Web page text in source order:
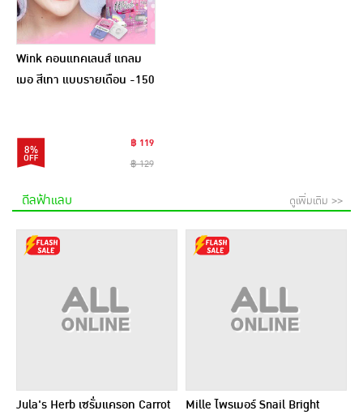
Wink คอนแทคเลนส์ แกลม
เมอ สีเทา แบบรายเดือน -150
8%
฿ 119
฿ 129
ดีลฟ้าแลบ ดูเพิ่มเติม >>
Jula's Herb เซรั่มแครอท Carrot
Mille ไพรเมอร์ Snail Bright